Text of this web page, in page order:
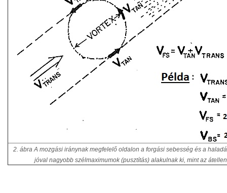
2. ábra A mozgási iránynak megfelelő oldalon a forgási sebesség és a
jóval nagyobb szélmaximumok (pusztítás) alakulnak ki, mint az